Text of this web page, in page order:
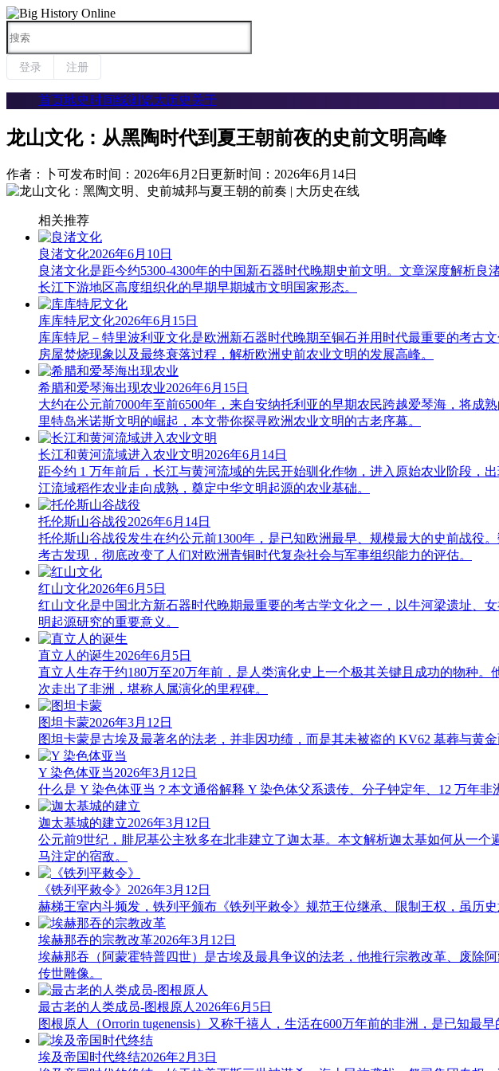
登录 注册
首页地史时间线浏览大历史关于
龙山文化：从黑陶时代到夏王朝前夜的史前文明高峰
作者：卜可发布时间：2026年6月2日 更新时间：2026年6月14日
相关推荐
良渚文化2026年6月10日
良渚文化是距今约5300-4300年的中国新石器时代晚期史前文明。文章深度解析
长江下游地区高度组织化的早期早期城市文明国家形态。
库库特尼文化2026年6月15日
库库特尼－特里波利亚文化是欧洲新石器时代晚期至铜石并用时代最重要的考古
房屋焚烧现象以及最终衰落过程，解析欧洲史前农业文明的发展高峰。
希腊和爱琴海出现农业2026年6月15日
大约在公元前7000年至前6500年，来自安纳托利亚的早期农民跨越爱琴海，将
里特岛米诺斯文明的崛起，本文带你探寻欧洲农业文明的古老序幕。
长江和黄河流域进入农业文明2026年6月14日
距今约 1 万年前后，长江与黄河流域的先民开始驯化作物，进入原始农业阶段，
江流域稻作农业走向成熟，奠定中华文明起源的农业基础。
托伦斯山谷战役2026年6月14日
托伦斯山谷战役发生在约公元前1300年，是已知欧洲最早、规模最大的史前战役
考古发现，彻底改变了人们对欧洲青铜时代复杂社会与军事组织能力的评估。
红山文化2026年6月5日
红山文化是中国北方新石器时代晚期最重要的考古学文化之一，以牛河梁遗址、
明起源研究的重要意义。
直立人的诞生2026年6月5日
直立人生存于约180万至20万年前，是人类演化史上一个极其关键且成功的物种
次走出了非洲，堪称人属演化的里程碑。
图坦卡蒙2026年3月12日
图坦卡蒙是古埃及最著名的法老，并非因功绩，而是其未被盗的 KV62 墓葬与黄
Y 染色体亚当2026年3月12日
什么是 Y 染色体亚当？本文通俗解释 Y 染色体父系遗传、分子钟定年、12 万年非
迦太基城的建立2026年3月12日
公元前9世纪，腓尼基公主狄多在北非建立了迦太基。本文解析迦太基如何从一
马注定的宿敌。
《铁列平敕令》 2026年3月12日
赫梯王室内斗频发，铁列平颁布《铁列平敕令》规范王位继承、限制王权，虽历
埃赫那吞的宗教改革2026年3月12日
埃赫那吞（阿蒙霍特普四世）是古埃及最具争议的法老，他推行宗教改革、废除
传世雕像。
最古老的人类成员-图根原人 2026年6月5日
图根原人（Orrorin tugenensis）又称千禧人，生活在600万年前的非洲，是已知最
埃及帝国时代终结2026年2月3日